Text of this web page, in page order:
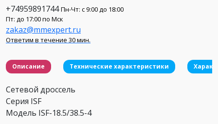
+74959891744 Пн-Чт: с 9:00 до 18:00
Пт: до 17:00 по Мск
zakaz@mmexpert.ru
Ответим в течение 30 мин.
Описание Технические характеристики
Сетевой дроссель
Серия ISF
Модель ISF-18.5/38.5-4